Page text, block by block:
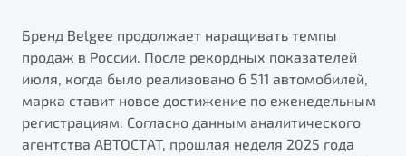
Помощь на дорогах
Бренд Belgee продолжает наращивать темпы
продаж в России. После рекордных показателей
июля, когда было реализовано 6 511 автомобилей,
марка ставит новое достижение по еженедельным
регистрациям. Согласно данным аналитического
агентства АВТОСТАТ, прошлая неделя 2025 года